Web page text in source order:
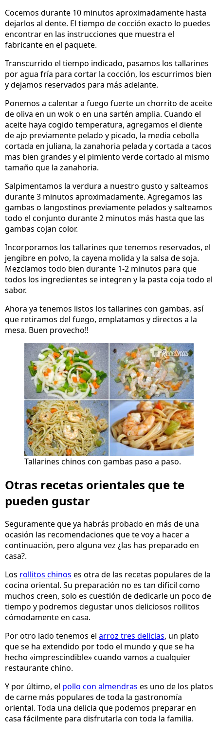
Cocemos durante 10 minutos aproximadamente hasta
dejarlos al dente. El tiempo de cocción exacto lo puedes
encontrar en las instrucciones que muestra el
fabricante en el paquete.
Transcurrido el tiempo indicado, pasamos los tallarines
por agua fría para cortar la cocción, los escurrimos bien
y dejamos reservados para más adelante.
Ponemos a calentar a fuego fuerte un chorrito de aceite
de oliva en un wok o en una sartén amplia. Cuando el
aceite haya cogido temperatura, agregamos el diente
de ajo previamente pelado y picado, la media cebolla
cortada en juliana, la zanahoria pelada y cortada a tacos
mas bien grandes y el pimiento verde cortado al mismo
tamaño que la zanahoria.
Salpimentamos la verdura a nuestro gusto y salteamos
durante 3 minutos aproximadamente. Agregamos las
gambas o langostinos previamente pelados y salteamos
todo el conjunto durante 2 minutos más hasta que las
gambas cojan color.
Incorporamos los tallarines que tenemos reservados, el
jengibre en polvo, la cayena molida y la salsa de soja.
Mezclamos todo bien durante 1-2 minutos para que
todos los ingredientes se integren y la pasta coja todo el
sabor.
Ahora ya tenemos listos los tallarines con gambas, así
que retiramos del fuego, emplatamos y directos a la
mesa. Buen provecho!!
Tallarines chinos con gambas paso a paso.
Otras recetas orientales que te
pueden gustar
Seguramente que ya habrás probado en más de una
ocasión las recomendaciones que te voy a hacer a
continuación, pero alguna vez ¿las has preparado en
casa?.
Los rollitos chinos es otra de las recetas populares de la
cocina oriental. Su preparación no es tan difícil como
muchos creen, solo es cuestión de dedicarle un poco de
tiempo y podremos degustar unos deliciosos rollitos
cómodamente en casa.
Por otro lado tenemos el arroz tres delicias, un plato
que se ha extendido por todo el mundo y que se ha
hecho «imprescindible» cuando vamos a cualquier
restaurante chino.
Y por último, el pollo con almendras es uno de los platos
de carne más populares de toda la gastronomía
oriental. Toda una delicia que podemos preparar en
casa fácilmente para disfrutarla con toda la familia.